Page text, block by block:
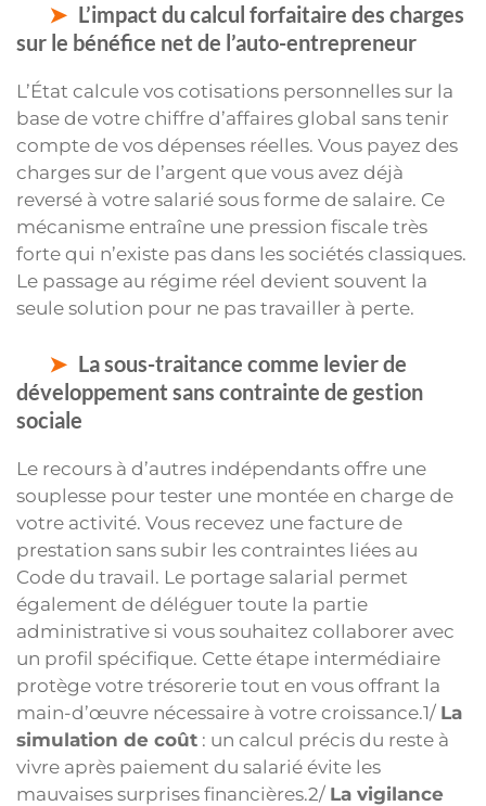
L’impact du calcul forfaitaire des charges
sur le bénéfice net de l’auto-entrepreneur
L’État calcule vos cotisations personnelles sur la
base de votre chiffre d’affaires global sans tenir
compte de vos dépenses réelles. Vous payez des
charges sur de l’argent que vous avez déjà
reversé à votre salarié sous forme de salaire. Ce
mécanisme entraîne une pression fiscale très
forte qui n’existe pas dans les sociétés classiques.
Le passage au régime réel devient souvent la
seule solution pour ne pas travailler à perte.
La sous-traitance comme levier de
développement sans contrainte de gestion
sociale
Le recours à d’autres indépendants offre une
souplesse pour tester une montée en charge de
votre activité. Vous recevez une facture de
prestation sans subir les contraintes liées au
Code du travail. Le portage salarial permet
également de déléguer toute la partie
administrative si vous souhaitez collaborer avec
un profil spécifique. Cette étape intermédiaire
protège votre trésorerie tout en vous offrant la
main-d’œuvre nécessaire à votre croissance.1/ La
simulation de coût : un calcul précis du reste à
vivre après paiement du salarié évite les
mauvaises surprises financières.2/ La vigilance